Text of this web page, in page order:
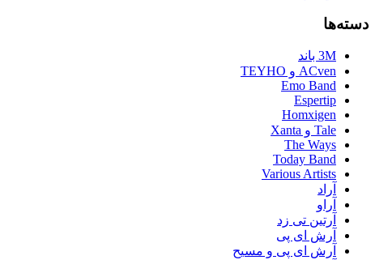
دسته‌ها
3M باند
ACven و TEYHO
Emo Band
Espertip
Homxigen
Tale و Xanta
The Ways
Today Band
Various Artists
آراد
آراو
آرتین تی زد
آرش ای پی
آرش ای پی و مسیح